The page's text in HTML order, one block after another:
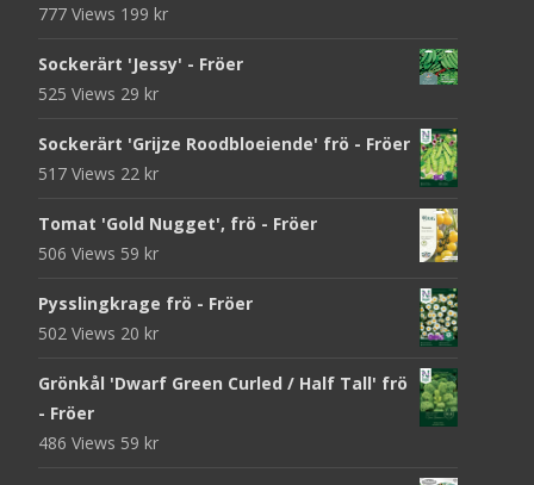
777 Views 199 kr
Sockerärt 'Jessy' - Fröer
525 Views 29 kr
Sockerärt 'Grijze Roodbloeiende' frö - Fröer
517 Views 22 kr
Tomat 'Gold Nugget', frö - Fröer
506 Views 59 kr
Pysslingkrage frö - Fröer
502 Views 20 kr
Grönkål 'Dwarf Green Curled / Half Tall' frö
- Fröer
486 Views 59 kr